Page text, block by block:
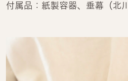
付属品：紙製容器、垂幕（北